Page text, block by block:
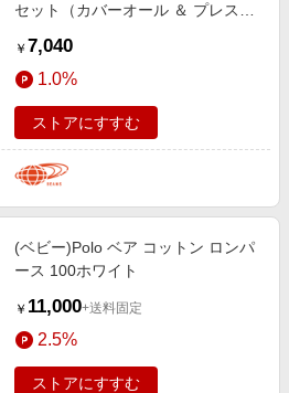
セット（カバーオール ＆ プレスト
90:ﾎﾞﾃﾞｨ♯75､ﾄｲ♯91 1(ﾎﾞﾃﾞｨ70㎝)
￥ 7,040
1.0%
ストアにすすむ
(ベビー)Polo ベア コットン ロンパ
ース 100ホワイト
￥ 11,000+送料固定
2.5%
ストアにすすむ